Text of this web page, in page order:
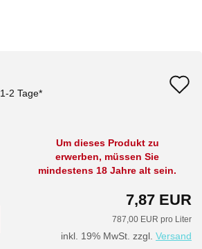
1-2 Tage*
Um dieses Produkt zu
erwerben, müssen Sie
mindestens 18 Jahre alt sein.
7,87 EUR
787,00 EUR pro Liter
inkl. 19% MwSt. zzgl. Versand